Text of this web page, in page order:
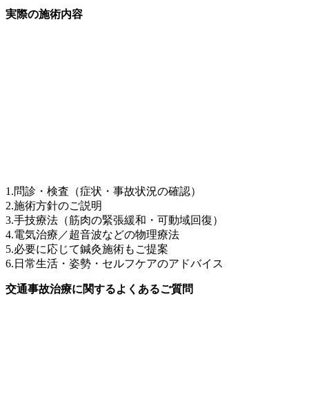
実際の施術内容
1.問診・検査（症状・事故状況の確認）
2.施術方針のご説明
3.手技療法（筋肉の緊張緩和・可動域回復）
4.電気治療／超音波などの物理療法
5.必要に応じて鍼灸施術もご提案
6.日常生活・姿勢・セルフケアのアドバイス
交通事故治療に関するよくあるご質問